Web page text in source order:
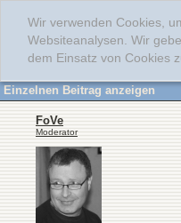
Wir verwenden Cookies,
Websiteanalysen. Wir
dem Einsatz von Cookies
Einzelnen Beitrag anzeigen
FoVe
Moderator